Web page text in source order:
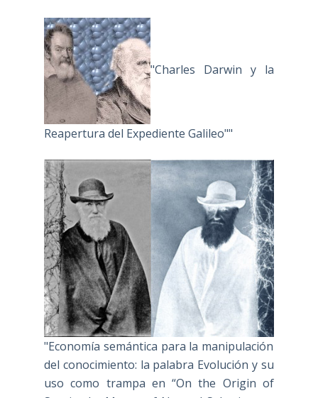
"Charles Darwin y la
Reapertura del Expediente Galileo""
"Economía semántica para la manipulación
del conocimiento: la palabra Evolución y su
uso como trampa en “On the Origin of